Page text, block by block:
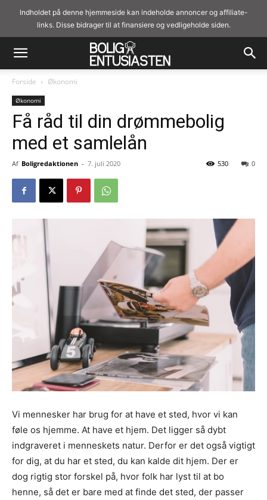
Indholdet på denne hjemmeside kan indeholde annoncer og affiliate-
links. Disse bidrager til at finansiere og vedligeholde siden.
Forside Økonomi
Økonomi
Få råd til din drømmebolig
med et samlelån
Af Boligredaktionen - 7. juli 2020 0
530
Vi mennesker har brug for at have et sted, hvor vi kan
føle os hjemme. At have et hjem. Det ligger så dybt
indgraveret i menneskets natur. Derfor er det også vigtigt
for dig, at du har et sted, du kan kalde dit hjem. Der er
dog rigtig stor forskel på, hvor folk har lyst til at bo
henne, så det er bare med at finde det sted, der passer